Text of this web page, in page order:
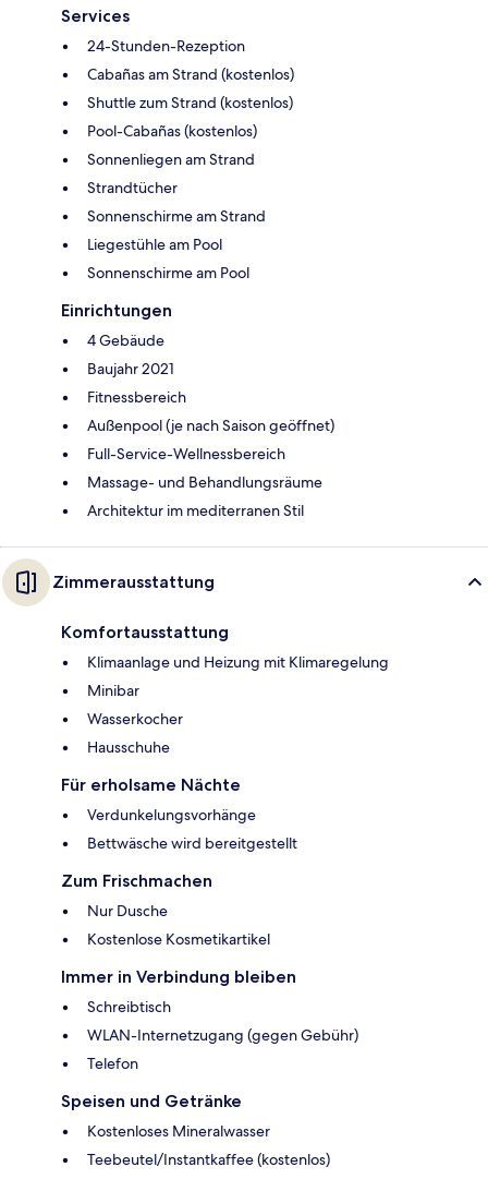
Services
24-Stunden-Rezeption
Cabañas am Strand (kostenlos)
Shuttle zum Strand (kostenlos)
Pool-Cabañas (kostenlos)
Sonnenliegen am Strand
Strandtücher
Sonnenschirme am Strand
Liegestühle am Pool
Sonnenschirme am Pool
Einrichtungen
4 Gebäude
Baujahr 2021
Fitnessbereich
Außenpool (je nach Saison geöffnet)
Full-Service-Wellnessbereich
Massage- und Behandlungsräume
Architektur im mediterranen Stil
Zimmerausstattung
Komfortausstattung
Klimaanlage und Heizung mit Klimaregelung
Minibar
Wasserkocher
Hausschuhe
Für erholsame Nächte
Verdunkelungsvorhänge
Bettwäsche wird bereitgestellt
Zum Frischmachen
Nur Dusche
Kostenlose Kosmetikartikel
Immer in Verbindung bleiben
Schreibtisch
WLAN-Internetzugang (gegen Gebühr)
Telefon
Speisen und Getränke
Kostenloses Mineralwasser
Teebeutel/Instantkaffee (kostenlos)